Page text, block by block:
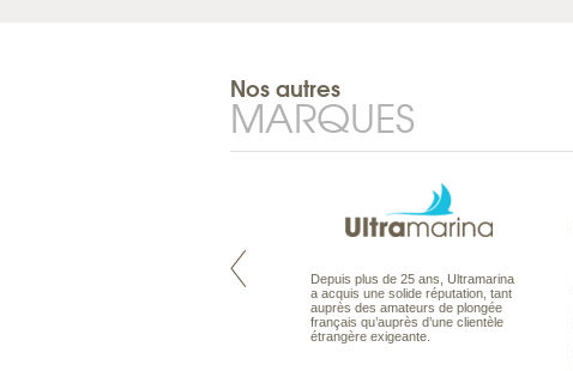
Nos autres
MARQUES
Maldives à la Carte propose tous
Depuis plus de 25 ans, Ultramarina
a acquis une solide réputation, tant
auprès des amateurs de plongée
français qu’auprès d’une clientèle
étrangère exigeante.